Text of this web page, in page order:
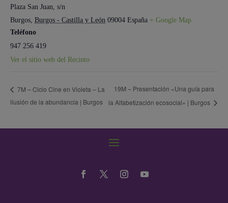
Plaza San Juan, s/n
Burgos Burgos - Castilla y León 09004 España + Google Map
Teléfono
947 256 419
Ver el sitio web del Recinto
7M – Ciclo Cine en Violeta – La
ilusión de la abundancia | Burgos
19M – Presentación «Una guía para
la Alfabetización ecosocial» | Burgos